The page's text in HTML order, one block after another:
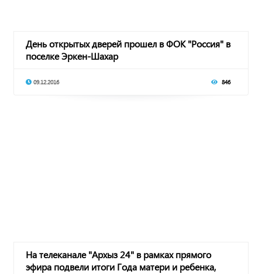
День открытых дверей прошел в ФОК "Россия" в
поселке Эркен-Шахар
09.12.2016 846
На телеканале "Архыз 24" в рамках прямого
эфира подвели итоги Года матери и ребенка,